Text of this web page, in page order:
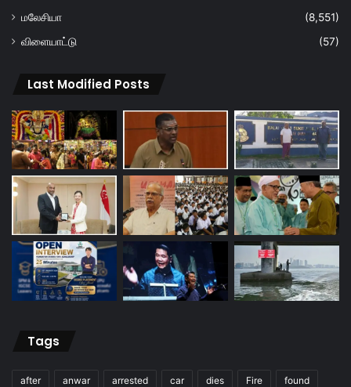
மலேசியா
(8,551)
விளையாட்டு
(57)
Last Modified Posts
Tags
after anwar arrested car dies Fire found